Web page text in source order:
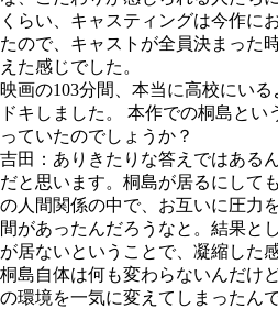
くらい、キャスティングは今作に
たので、キャストが全員決まった
えた感じでした。
映画の103分間、本当に高校にい
ドキしました。 本作での桐島とい
っていたのでしょうか？
吉田：ありきたりな答えではある
だと思います。桐島が居るにして
の人間関係の中で、お互いに圧力
間があったんだろうなと。結果と
が居ないということで、凝縮した
桐島自体は何も変わらないんだけ
の環境を一気に変えてしまったんで